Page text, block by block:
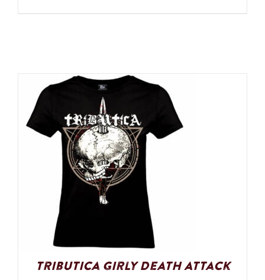
Tributica Girly Death Attack